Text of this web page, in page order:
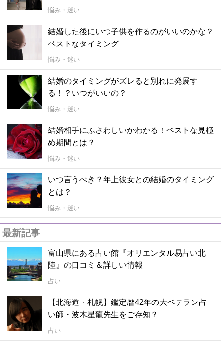
悩み・迷い
結婚した後にいつ子供を作るのがいいのかな？
ベストなタイミング
悩み・迷い
結婚のタイミングがズレると別れに発展す
る！？いつがいいの？
悩み・迷い
結婚相手にふさわしいかわかる！ベストな見極
め期間とは？
悩み・迷い
いつ言うべき？年上彼女との結婚のタイミング
とは？
悩み・迷い
最新記事
富山県にある占い館『オリエンタル易占い北
陸』の口コミ＆詳しい情報
占い
【北海道・札幌】鑑定暦42年の大ベテラン占
い師・波木星龍先生をご存知？
占い